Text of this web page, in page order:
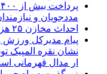
مددجویان و
احداث مخازن ۲۵ هزارتنی روغن خام خوراکی در مازندران
پیام مدیرکل ورزش
نشان نقره المپیک
ار مدال قهرمانی